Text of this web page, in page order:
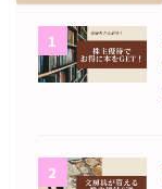
1
2